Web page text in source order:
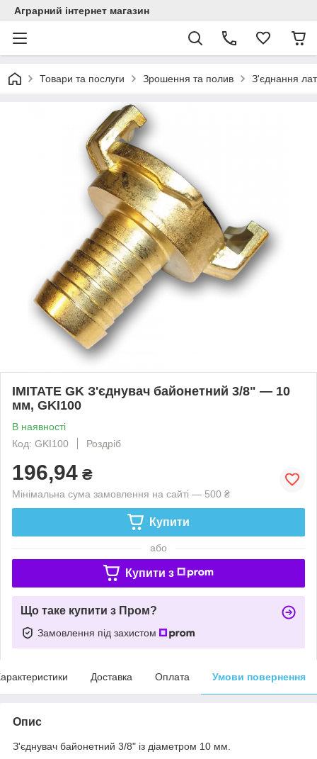
Аграрний інтернет магазин
Товари та послуги Зрошення та полив З'єднання
IMITATE GK З'єднувач байонетний 3/8" — 10
мм, GKI100
В наявності
Код: GKI100
Роздріб
196,94 ₴
Мінімальна сума замовлення на сайті — 500 ₴
Купити
або
Купити з
Що таке купити з Пром?
Замовлення під захистом
Доставка Оплата Умови повернення
Опис
З'єднувач байонетний 3/8" із діаметром 10 мм.